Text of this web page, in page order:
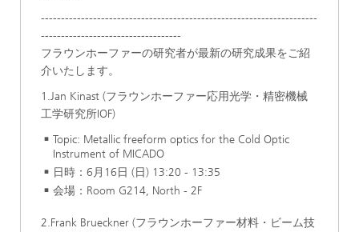
---------------------------------------------------------------------
-----------------------------------
フラウンホーファーの研究者が最新の研究成果をご紹
介いたします。
1.Jan Kinast (フラウンホーファー応用光学・精密機械
工学研究所IOF)
Topic: Metallic freeform optics for the Cold Optic
Instrument of MICADO
日時：6月16日 (日) 13:20 - 13:35
会場：Room G214, North - 2F
2.Frank Brueckner (フラウンホーファー材料・ビーム技